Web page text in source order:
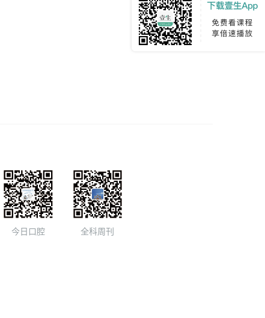
今日口腔 全科周刊